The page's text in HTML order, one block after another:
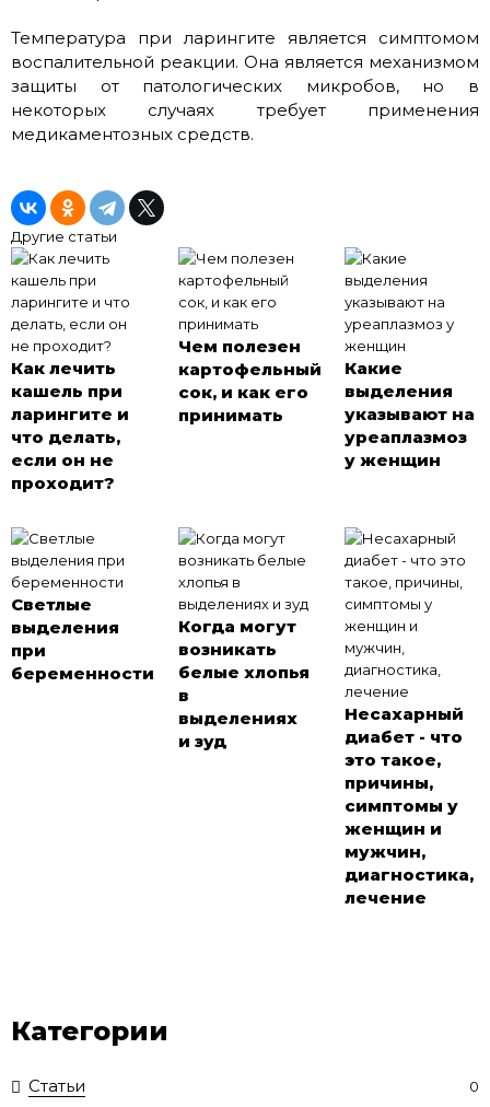
Температура при ларингите является симптомом
воспалительной реакции. Она является механизмом
защиты от патологических микробов, но в
некоторых случаях требует применения
медикаментозных средств.
Другие статьи
Как лечить
кашель при
ларингите и
что делать,
если он не
проходит?
Чем полезен
картофельный
сок, и как его
принимать
Какие
выделения
указывают на
уреаплазмоз
у женщин
Светлые
выделения
при
беременности
Когда могут
возникать
белые хлопья
в
выделениях
и зуд
Несахарный
диабет - что
это такое,
причины,
симптомы у
женщин и
мужчин,
диагностика,
лечение
Категории
Статьи 0